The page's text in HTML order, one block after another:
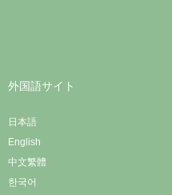
外国語サイト
日本語
English
中文繁體
한국어